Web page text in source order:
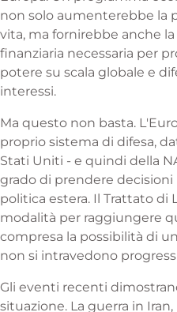
non solo aumenterebbe la
vita, ma fornirebbe anche
finanziaria necessaria per
potere su scala globale e
interessi.
Ma questo non basta.
proprio sistema di difesa,
Stati Uniti - e quindi della
grado di prendere
politica estera. Il Trattato di
modalità per raggiungere
compresa la possibilità di
non si intravedono
Gli eventi recenti
situazione. La guerra in